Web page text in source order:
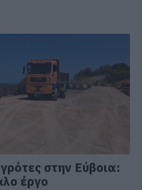
στην Εύβοια:
έργο